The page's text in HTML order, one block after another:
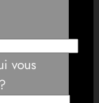
vous